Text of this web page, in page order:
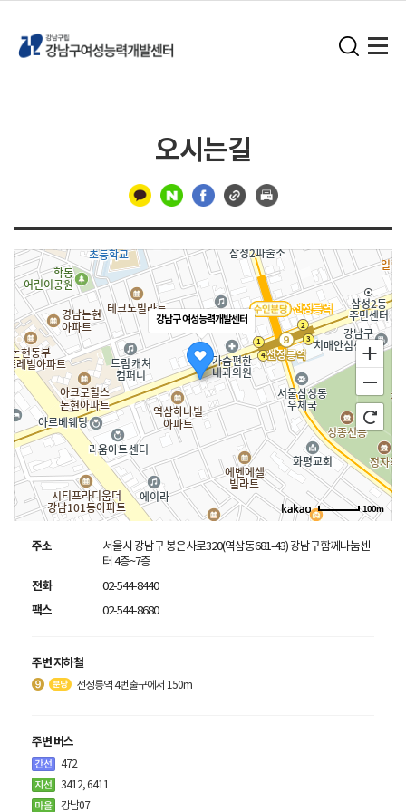
오시는길
분
선
강남구 여성능력개발센터
100m
주소
서울시 강남구 봉은사로320(역삼동681-43) 강남구함께나눔센
터 4층~7층
전화
02-544-8440
팩스
02-544-8680
주변 지하철
선정릉역 4번출구에서 150m
주변 버스
472
3412, 6411
강남07